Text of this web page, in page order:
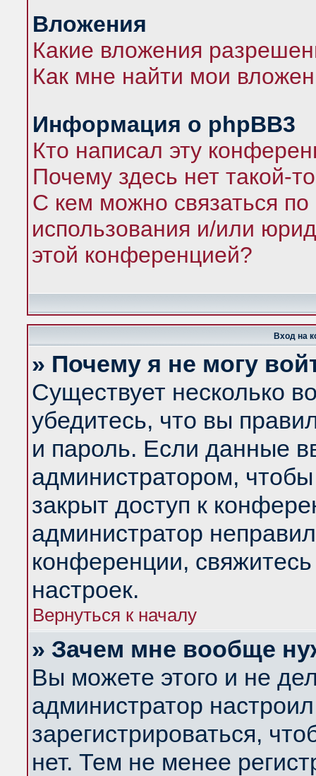
Вложения
Какие вложения
Как мне найти мои
Информация о phpBB3
Кто написал эту
Почему здесь нет такой-
С кем можно связаться по
использования и/или
этой конференцией?
Вход на
» Почему я не могу
Существует несколько
убедитесь, что вы
и пароль. Если данные
администратором,
закрыт доступ к
администратор
конференции,
настроек.
Вернуться к началу
» Зачем мне вообще
Вы можете этого и не
администратор
зарегистрироваться,
нет. Тем не менее